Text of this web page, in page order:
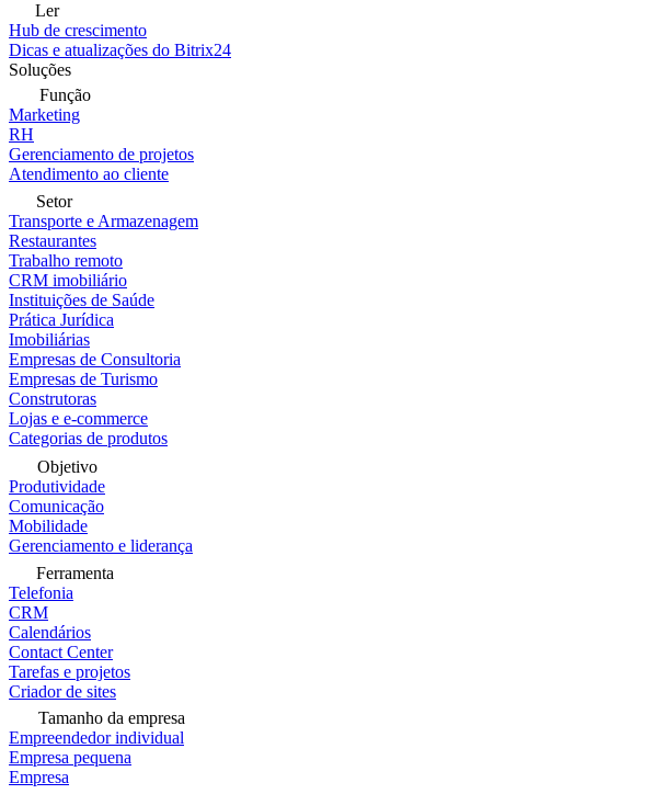
Ler
Hub de crescimento
Dicas e atualizações do Bitrix24
Soluções
Função
Marketing
RH
Gerenciamento de projetos
Atendimento ao cliente
Setor
Transporte e Armazenagem
Restaurantes
Trabalho remoto
CRM imobiliário
Instituições de Saúde
Prática Jurídica
Imobiliárias
Empresas de Consultoria
Empresas de Turismo
Construtoras
Lojas e e-commerce
Categorias de produtos
Objetivo
Produtividade
Comunicação
Mobilidade
Gerenciamento e liderança
Ferramenta
Telefonia
CRM
Calendários
Contact Center
Tarefas e projetos
Criador de sites
Tamanho da empresa
Empreendedor individual
Empresa pequena
Empresa